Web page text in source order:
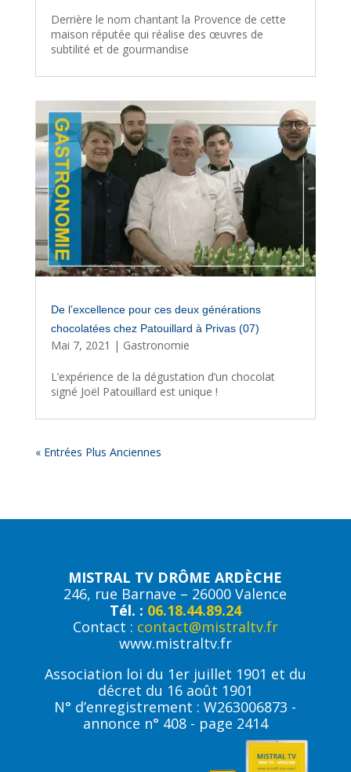
Derrière le nom chantant la Provence de cette
maison réputée qui réalise des œuvres de
subtilité et de gourmandise
De l’excellence pour ces deux générations
chocolatées chez Patouillard à Privas (07)
Mai 7, 2021 | Gastronomie
L’expérience de la dégustation d’un chocolat
signé Joël Patouillard est unique !
« Entrées Plus Anciennes
MISTRAL TV DRÔME ARDÈCHE
246, rue Barnave – 26000 Valence
Tél. : 06.18.44.89.24
Contact : contact@mistraltv.fr
www.mistraltv.fr
Association loi du 1er juillet 1901 et du
décret du 16 août 1901
N° d’enregistrement : W263006873 -
annonce n° 408 - page 2414